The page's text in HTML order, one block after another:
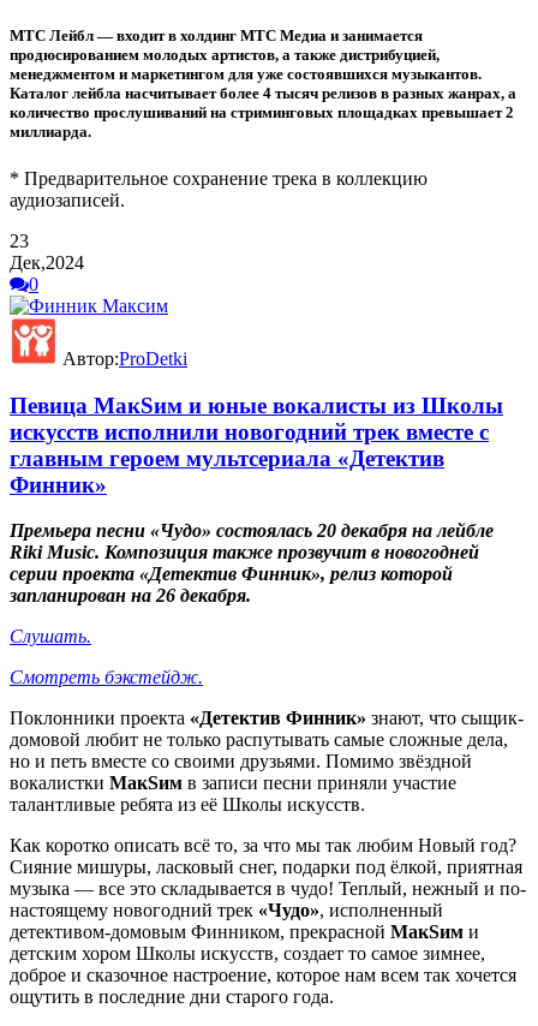
МТС Лейбл — входит в холдинг МТС Медиа и занимается
продюсированием молодых артистов, а также дистрибуцией,
менеджментом и маркетингом для уже состоявшихся музыкантов.
Каталог лейбла насчитывает более 4 тысяч релизов в разных жанрах, а
количество прослушиваний на стриминговых площадках превышает 2
миллиарда.
* Предварительное сохранение трека в коллекцию
аудиозаписей.
23
Дек,2024
0
Автор:ProDetki
Певица МакSим и юные вокалисты из Школы
искусств исполнили новогодний трек вместе с
главным героем мультсериала «Детектив
Финник»
Премьера песни «Чудо» состоялась 20 декабря на лейбле
Riki Music. Композиция также прозвучит в новогодней
серии проекта «Детектив Финник», релиз которой
запланирован на 26 декабря.
Слушать.
Смотреть бэкстейдж.
Поклонники проекта «Детектив Финник» знают, что сыщик-
домовой любит не только распутывать самые сложные дела,
но и петь вместе со своими друзьями. Помимо звёздной
вокалистки МакSим в записи песни приняли участие
талантливые ребята из её Школы искусств.
Как коротко описать всё то, за что мы так любим Новый год?
Сияние мишуры, ласковый снег, подарки под ёлкой, приятная
музыка — все это складывается в чудо! Теплый, нежный и по-
настоящему новогодний трек «Чудо», исполненный
детективом-домовым Финником, прекрасной МакSим и
детским хором Школы искусств, создает то самое зимнее,
доброе и сказочное настроение, которое нам всем так хочется
ощутить в последние дни старого года.